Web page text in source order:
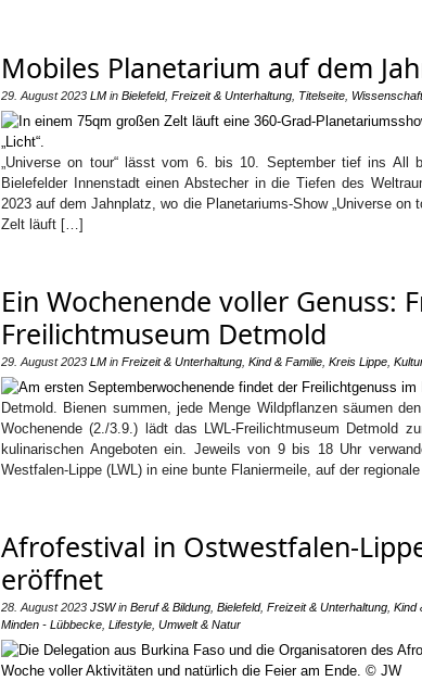
Mobiles Planetarium auf dem
29. August 2023 LM in Bielefeld, Freizeit & Unterhaltung Titelseite
„Universe on tour“ lässt vom 6. bis 10. September tief ins All
Bielefelder Innenstadt einen Abstecher in die Tiefen des
2023 auf dem Jahnplatz, wo die Planetariums-Show „Universe
Zelt läuft […]
Ein Wochenende voller Genuss:
Freilichtmuseum Detmold
29. August 2023 LM in Freizeit & Unterhaltung Kind & Familie Kreis Lippe
Detmold. Bienen summen, jede Menge Wildpflanzen säumen
Wochenende (2./3.9.) lädt das LWL-Freilichtmuseum Detmold
kulinarischen Angeboten ein. Jeweils von 9 bis 18 Uhr
Westfalen-Lippe (LWL) in eine bunte Flaniermeile, auf der
Afrofestival in Ostwestfalen-
eröffnet
28. August 2023 JSWin Beruf & Bildung Bielefeld, Freizeit & Unterhaltung Kind
Minden - Lübbecke Lifestyle Umwelt & Natur